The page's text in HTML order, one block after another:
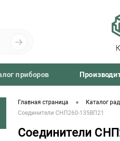
приборов
Главная страница • Каталог
Соединители СНП260-135ВП21
Соединители